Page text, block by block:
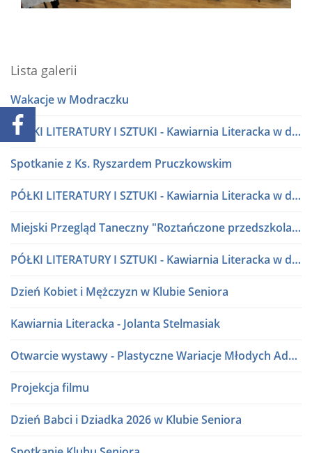
Lista galerii
Wakacje w Modraczku
PÓŁKI LITERATURY I SZTUKI - Kawiarnia Literacka w dialogu
Spotkanie z Ks. Ryszardem Pruczkowskim
PÓŁKI LITERATURY I SZTUKI - Kawiarnia Literacka w dialogu
Miejski Przegląd Taneczny "Roztańczone przedszkolaki" lata 80 i 90
PÓŁKI LITERATURY I SZTUKI - Kawiarnia Literacka w dialogu
Dzień Kobiet i Mężczyzn w Klubie Seniora
Kawiarnia Literacka - Jolanta Stelmasiak
Otwarcie wystawy - Plastyczne Wariacje Młodych Adeptów Sztuki
Projekcja filmu
Dzień Babci i Dziadka 2026 w Klubie Seniora